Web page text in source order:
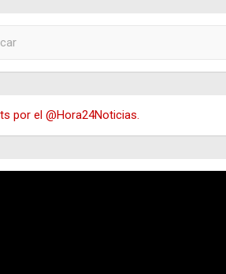
por el @Hora24Noticias.